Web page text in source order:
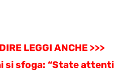
LEGGI ANCHE >>>
si sfoga: “State attenti